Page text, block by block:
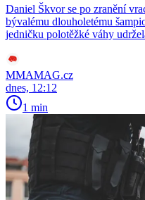
Daniel Škvor se po zranění
bývalému dlouholetému
jedničku polotěžké váhy
MMAMAG.cz
dnes, 12:12
1 min